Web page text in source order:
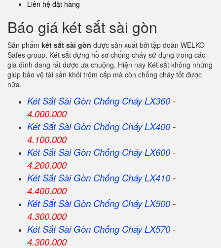
Liên hệ đặt hàng
Báo giá két sắt sài gòn
Sản phẩm két sắt sài gòn được sản xuất bởi tập đoàn WELKO
Safes group. Két sắt đựng hồ sơ chống cháy sử dụng trong các
gia đình đang rất được ưa chuộng. Hiện nay Két sắt không những
giúp bảo vệ tài sản khỏi trộm cắp mà còn chống cháy tốt được
nữa.
Két Sắt Sài Gòn Chống Cháy LX360-
4.000.000
Két SắtSài Gòn Chống Cháy LX400-
4.100.000
Két SắtSài Gòn Chống Cháy LX600-
4.200.000
Két SắtSài Gòn Chống Cháy LX410-
4.400.000
Két SắtSài Gòn Chống Cháy LX500-
4.300.000
Két SắtSài Gòn Chống Cháy LX570-
4.300.000